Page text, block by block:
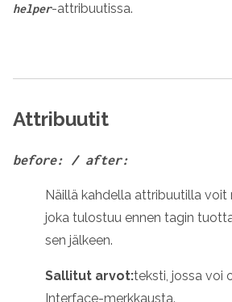
helper-attribuutissa.
Attribuutit
before: / after:
Näillä kahdella attribuutilla voit
joka tulostuu ennen tagin
sen jälkeen.
Sallitut arvot:teksti, jossa voi
Interface-merkkausta.